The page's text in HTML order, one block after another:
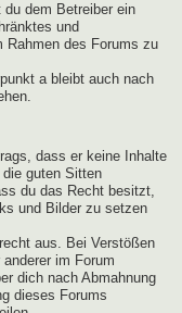
dem Betreiber ein
und
Rahmen des Forums zu
a bleibt auch nach
dass er keine Inhalte
guten Sitten
du das Recht besitzt,
und Bilder zu setzen
aus. Bei Verstößen
im Forum
dich nach Abmahnung
dieses Forums